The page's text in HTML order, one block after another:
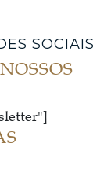
SOCIAIS